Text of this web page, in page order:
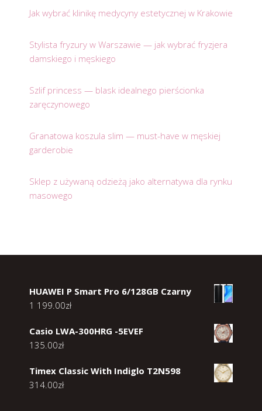
Jak wybrać klinikę medycyny estetycznej w Krakowie
Stylista fryzury w Warszawie — jak wybrać fryzjera
damskiego i męskiego
Szlif princess — blask idealnego pierścionka
zaręczynowego
Granatowa koszula slim — must-have w męskiej
garderobie
Sklep z używaną odzieżą jako alternatywa dla rynku
masowego
HUAWEI P Smart Pro 6/128GB Czarny
1 199.00zł
Casio LWA-300HRG -5EVEF
135.00zł
Timex Classic With Indiglo T2N598
314.00zł